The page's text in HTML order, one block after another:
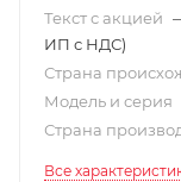
Текст с акцией
ИП с НДС)
Страна
Модель и серия
Страна
Все